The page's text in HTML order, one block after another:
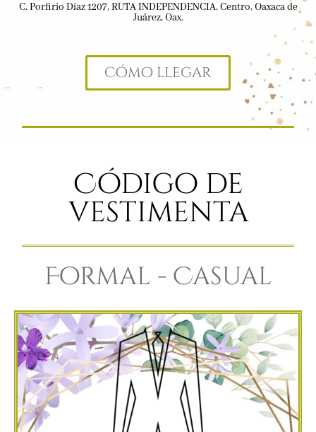
C. Porfirio Díaz 1207, RUTA INDEPENDENCIA, Centro, Oaxaca de
Juárez, Oax.
Cómo llegar
Código de
vestimenta
Formal - Casual